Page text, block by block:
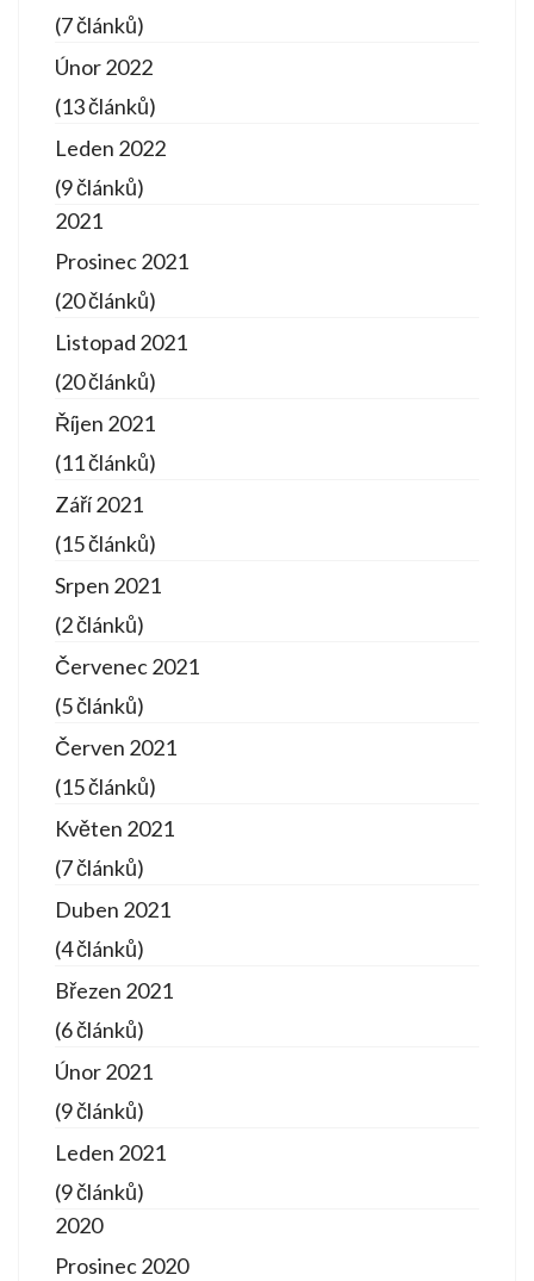
(7 článků)
Únor 2022
(13 článků)
Leden 2022
(9 článků)
2021
Prosinec 2021
(20 článků)
Listopad 2021
(20 článků)
Říjen 2021
(11 článků)
Září 2021
(15 článků)
Srpen 2021
(2 článků)
Červenec 2021
(5 článků)
Červen 2021
(15 článků)
Květen 2021
(7 článků)
Duben 2021
(4 článků)
Březen 2021
(6 článků)
Únor 2021
(9 článků)
Leden 2021
(9 článků)
2020
Prosinec 2020